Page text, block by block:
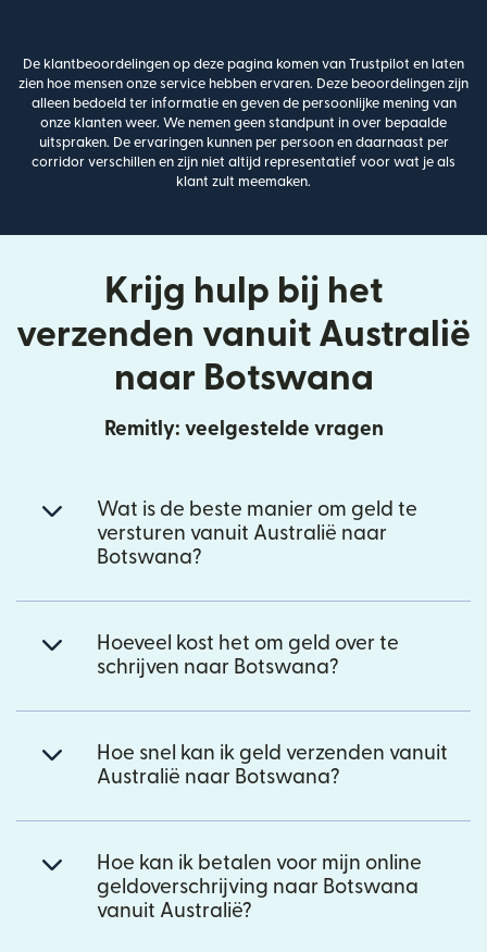
De klantbeoordelingen op deze pagina komen van Trustpilot en laten
zien hoe mensen onze service hebben ervaren. Deze beoordelingen zijn
alleen bedoeld ter informatie en geven de persoonlijke mening van
onze klanten weer. We nemen geen standpunt in over bepaalde
uitspraken. De ervaringen kunnen per persoon en daarnaast per
corridor verschillen en zijn niet altijd representatief voor wat je als
klant zult meemaken.
Krijg hulp bij het
verzenden vanuit Australië
naar Botswana
Remitly: veelgestelde vragen
Wat is de beste manier om geld te
versturen vanuit Australië naar
Botswana?
Hoeveel kost het om geld over te
schrijven naar Botswana?
Hoe snel kan ik geld verzenden vanuit
Australië naar Botswana?
Hoe kan ik betalen voor mijn online
geldoverschrijving naar Botswana
vanuit Australië?